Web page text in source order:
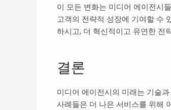
이 모든 변화는 미디어 에이전시
고객의 전략적 성장에 기여할 수
하시고, 더 혁신적이고 유연한 전
결론
미디어 에이전시의 미래는 기술
사례들은 더 나은 서비스를 위해